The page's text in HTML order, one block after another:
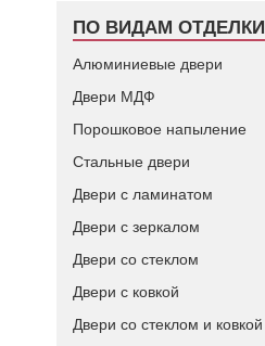
ПО ВИДАМ ОТДЕЛКИ
Алюминиевые двери
Двери МДФ
Порошковое напыление
Стальные двери
Двери с ламинатом
Двери с зеркалом
Двери со стеклом
Двери с ковкой
Двери со стеклом и ковкой